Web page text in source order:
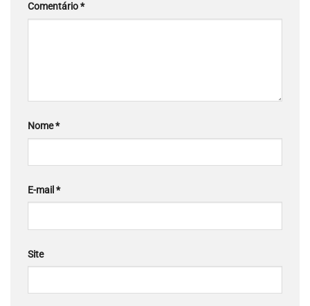
Comentário*
Nome*
E-mail *
Site